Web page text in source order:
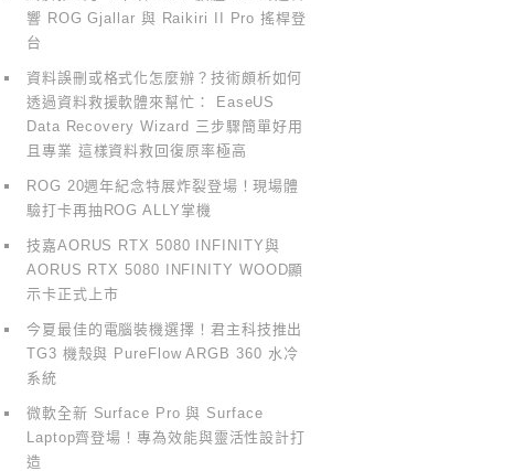
響 ROG Gjallar 與 Raikiri II Pro 搖桿登
台
資料誤刪或格式化怎麼辦？技術頗析如何
透過資料救援軟體來幫忙： EaseUS
Data Recovery Wizard 三步驟簡單好用
且專業 這樣資料救回復原率極高
ROG 20週年紀念特展炸裂登場！現場體
驗打卡再抽ROG ALLY掌機
技嘉AORUS RTX 5080 INFINITY與
AORUS RTX 5080 INFINITY WOOD顯
示卡正式上市
今夏最佳的電腦裝機選擇！君主科技推出
TG3 機殼與 PureFlow ARGB 360 水冷
系統
微軟全新 Surface Pro 與 Surface
Laptop齊登場！專為效能與靈活性設計打
造